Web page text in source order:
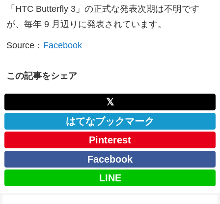
「HTC Butterfly 3」の正式な発表次期は不明です
が、毎年 9 月辺りに発表されています。
Source： Facebook
この記事をシェア
𝕏
はてなブックマーク
Pinterest
Facebook
LINE